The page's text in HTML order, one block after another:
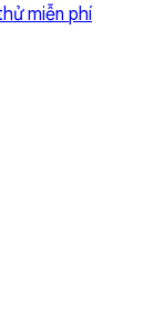
miễn phí